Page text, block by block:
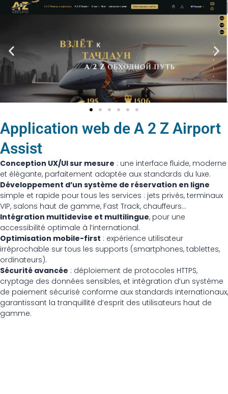
Application web de A 2 Z Airport
Assist
Conception UX/UI sur mesure : une interface fluide, moderne
et élégante, parfaitement adaptée aux standards du luxe.
Développement d’un système de réservation en ligne
simple et rapide pour tous les services : jets privés, terminaux
VIP, salons haut de gamme, Fast Track, chauffeurs…
Intégration multidevise et multilingue, pour une
accessibilité optimale à l’international.
Optimisation mobile-first : expérience utilisateur
irréprochable sur tous les supports (smartphones, tablettes,
ordinateurs).
Sécurité avancée : déploiement de protocoles HTTPS,
cryptage des données sensibles, et intégration d’un système
de paiement sécurisé conforme aux standards internationaux,
garantissant la tranquillité d’esprit des utilisateurs haut de
gamme.